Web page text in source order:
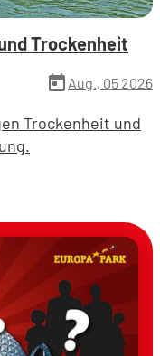
Trockenheit
today Aug., 05 2026
Trockenheit und